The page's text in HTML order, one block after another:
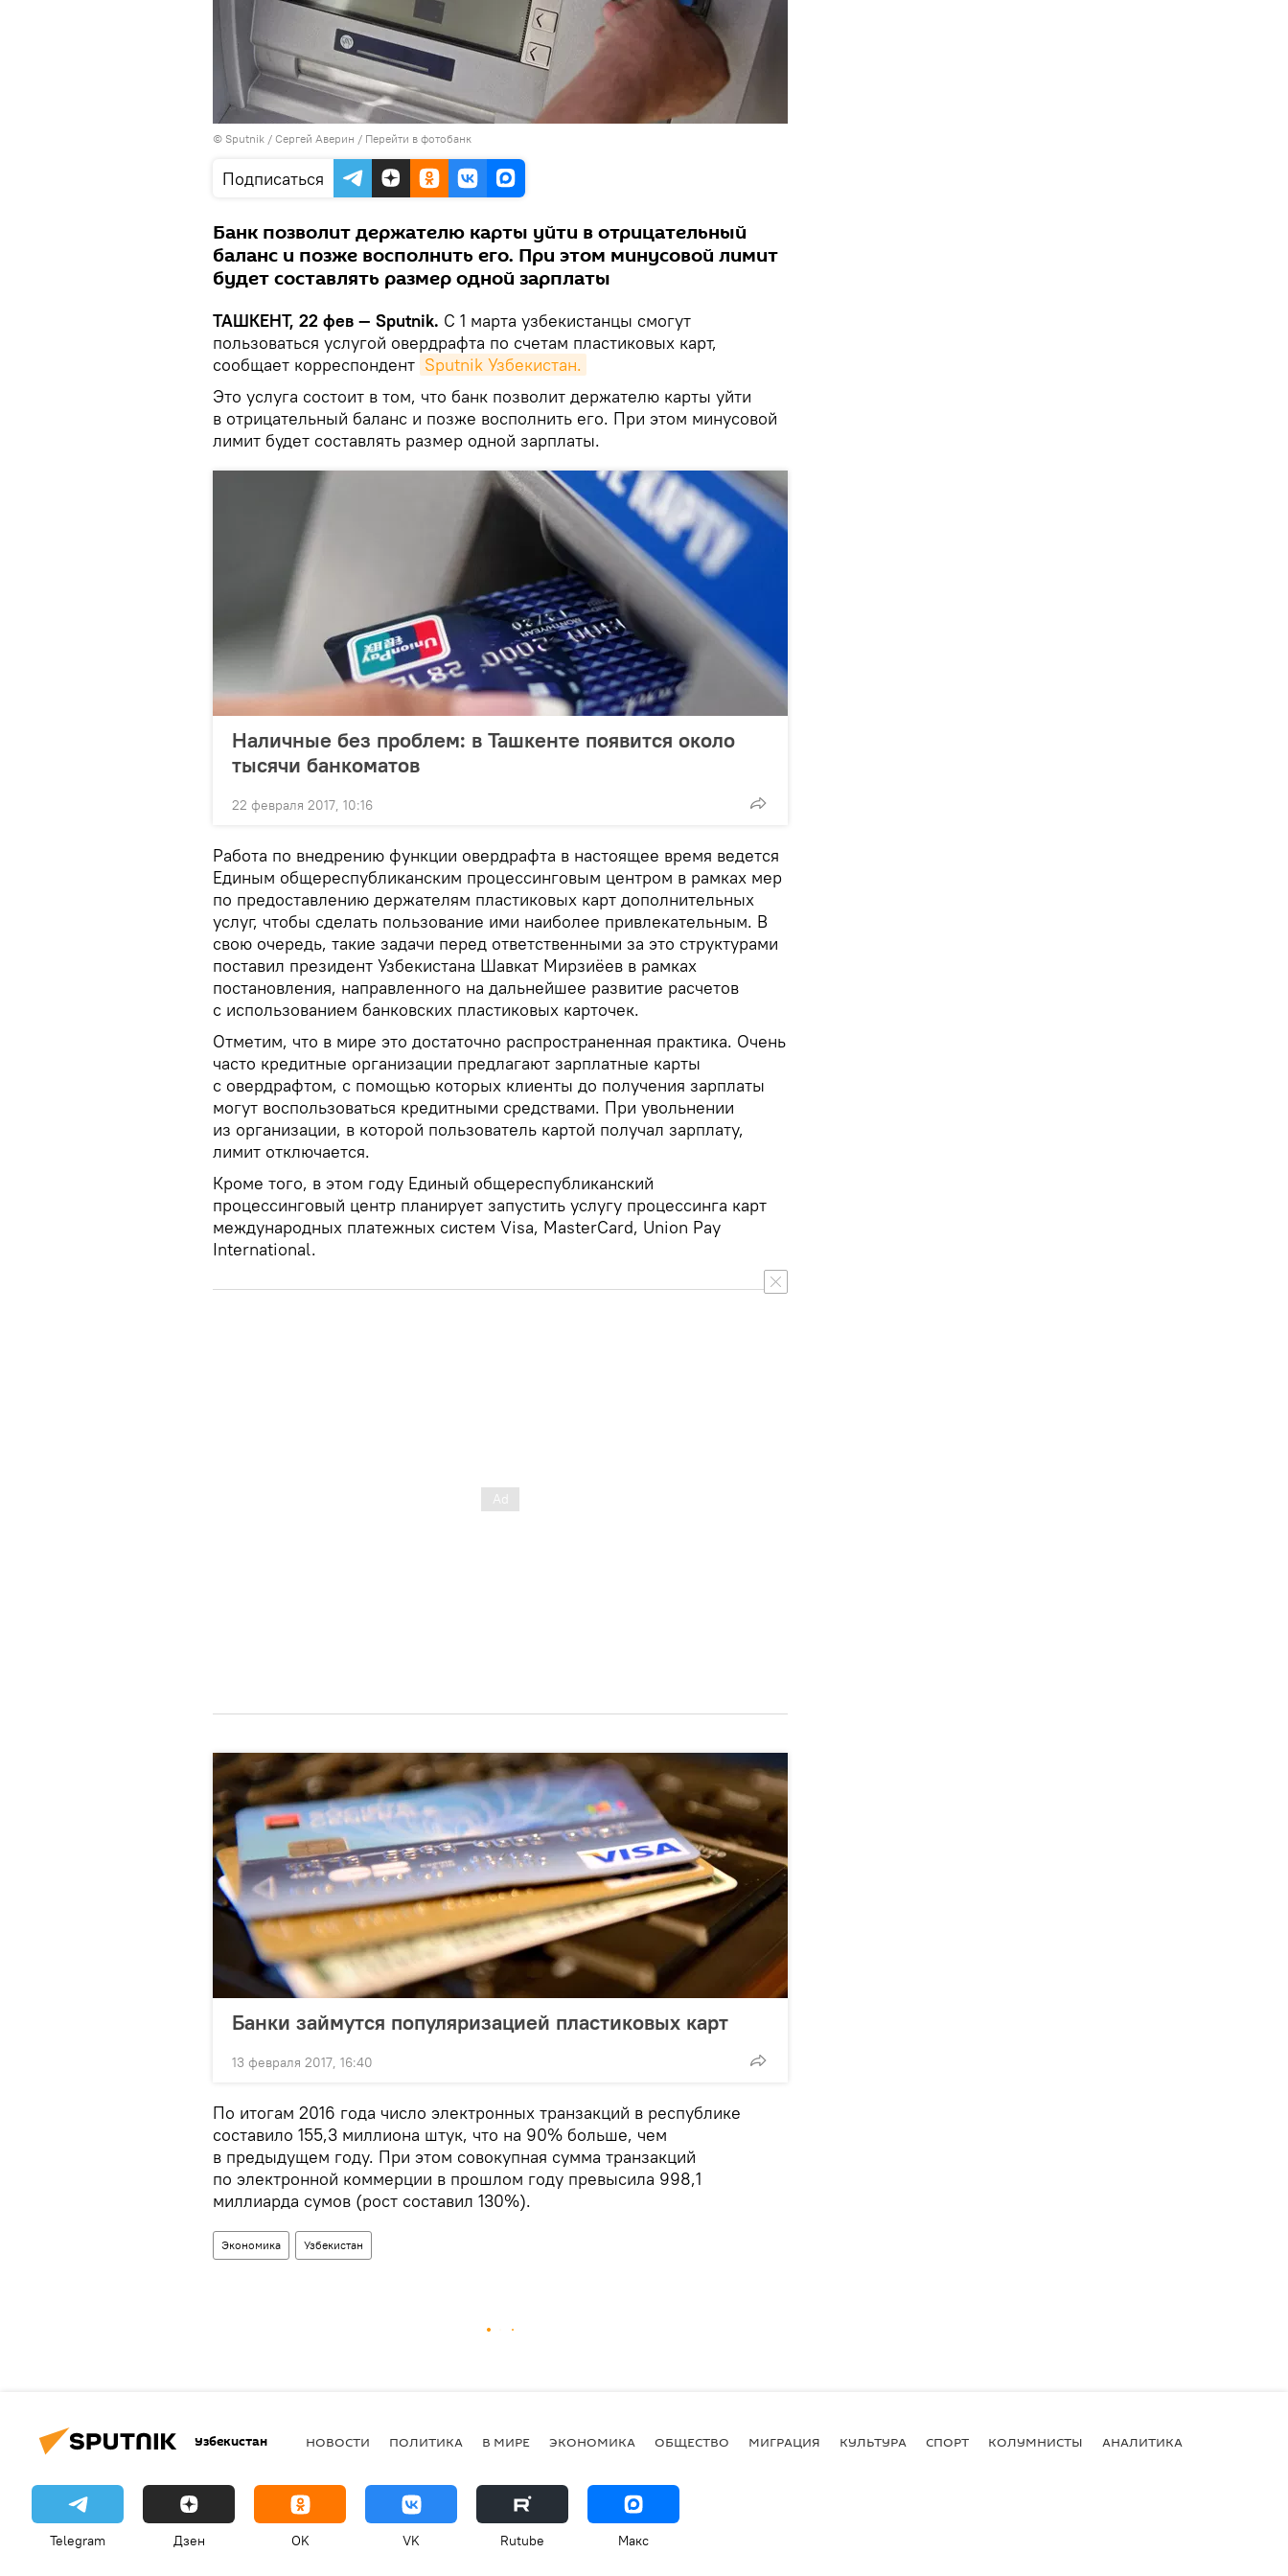
© Sputnik / Сергей Аверин / Перейти в фотобанк
Подписаться
Банк позволит держателю карты уйти в отрицательный
баланс и позже восполнить его. При этом минусовой лимит
будет составлять размер одной зарплаты
ТАШКЕНТ, 22 фев — Sputnik. С 1 марта узбекистанцы смогут
пользоваться услугой овердрафта по счетам пластиковых карт,
сообщает корреспондент Sputnik Узбекистан.
Это услуга состоит в том, что банк позволит держателю карты уйти
в отрицательный баланс и позже восполнить его. При этом минусовой
лимит будет составлять размер одной зарплаты.
Наличные без проблем: в Ташкенте появится около
тысячи банкоматов
22 февраля 2017, 10:16
Работа по внедрению функции овердрафта в настоящее время ведется
Единым общереспубликанским процессинговым центром в рамках мер
по предоставлению держателям пластиковых карт дополнительных
услуг, чтобы сделать пользование ими наиболее привлекательным. В
свою очередь, такие задачи перед ответственными за это структурами
поставил президент Узбекистана Шавкат Мирзиёев в рамках
постановления, направленного на дальнейшее развитие расчетов
с использованием банковских пластиковых карточек.
Отметим, что в мире это достаточно распространенная практика. Очень
часто кредитные организации предлагают зарплатные карты
с овердрафтом, с помощью которых клиенты до получения зарплаты
могут воспользоваться кредитными средствами. При увольнении
из организации, в которой пользователь картой получал зарплату,
лимит отключается.
Кроме того, в этом году Единый общереспубликанский
процессинговый центр планирует запустить услугу процессинга карт
международных платежных систем Visa, MasterCard, Union Pay
International.
Банки займутся популяризацией пластиковых карт
13 февраля 2017, 16:40
По итогам 2016 года число электронных транзакций в республике
составило 155,3 миллиона штук, что на 90% больше, чем
в предыдущем году. При этом совокупная сумма транзакций
по электронной коммерции в прошлом году превысила 998,1
миллиарда сумов (рост составил 130%).
Экономика Узбекистан
Узбекистан НОВОСТИ ПОЛИТИКА В МИРЕ ЭКОНОМИКА ОБЩЕСТВО МИГРАЦИЯ КУЛЬТУРА СПОРТ КОЛУМНИСТЫ АНАЛИТИКА
Telegram Дзен OK VK Rutube Макс